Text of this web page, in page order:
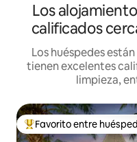
Los
calificados
Los huéspedes
tienen excelentes
limpieza,
De los mejores en
Favorito entre